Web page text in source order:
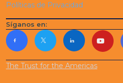
Políticas de Privacidad
Síganos en:
The Trust for the Americas